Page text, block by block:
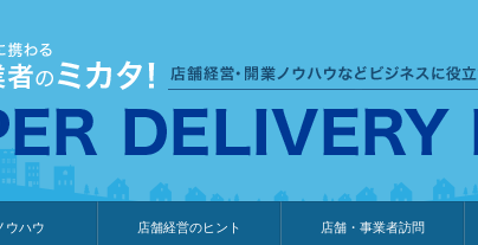
ウハウ 店舗経営のヒント 店舗・事業者訪問